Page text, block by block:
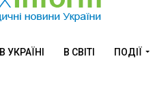
В УКРАЇНІ В СВІТІ ПОДІЇ